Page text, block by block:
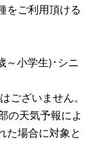
をご利用頂ける
～小学生)･シニ
ございません。
の天気予報によ
た場合に対象と